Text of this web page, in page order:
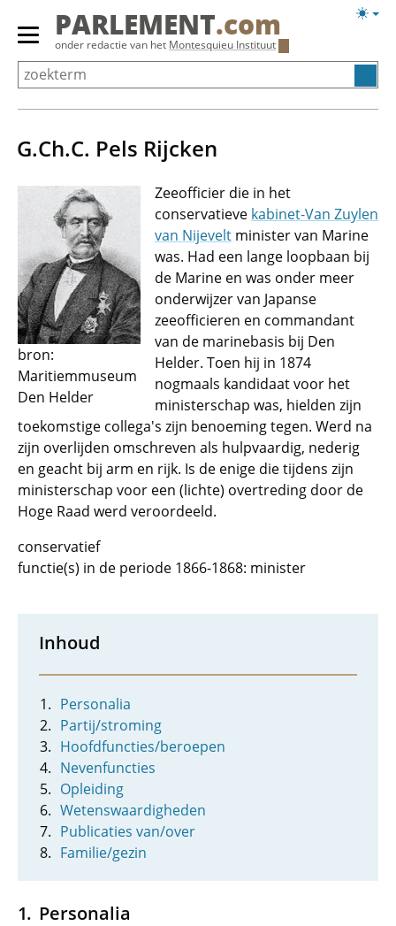
Overslaan
Primair
menu
tonen/verbergen
PARLEMENT.com
onder redactie van het Montesquieu Instituut
G.Ch.C. Pels Rijcken
bron:
Maritiemmuseum
Den Helder
Zeeofficier die in het
conservatieve kabinet-Van Zuylen
van Nijevelt minister van Marine
was. Had een lange loopbaan bij
de Marine en was onder meer
onderwijzer van Japanse
zeeofficieren en commandant
van de marinebasis bij Den
Helder. Toen hij in 1874
nogmaals kandidaat voor het
ministerschap was, hielden zijn
toekomstige collega's zijn benoeming tegen. Werd na
zijn overlijden omschreven als hulpvaardig, nederig
en geacht bij arm en rijk. Is de enige die tijdens zijn
ministerschap voor een (lichte) overtreding door de
Hoge Raad werd veroordeeld.
conservatief
functie(s) in de periode 1866-1868: minister
Inhoud
Personalia
Partij/stroming
Hoofdfuncties/beroepen
Nevenfuncties
Opleiding
Wetenswaardigheden
Publicaties van/over
Familie/gezin
Personalia